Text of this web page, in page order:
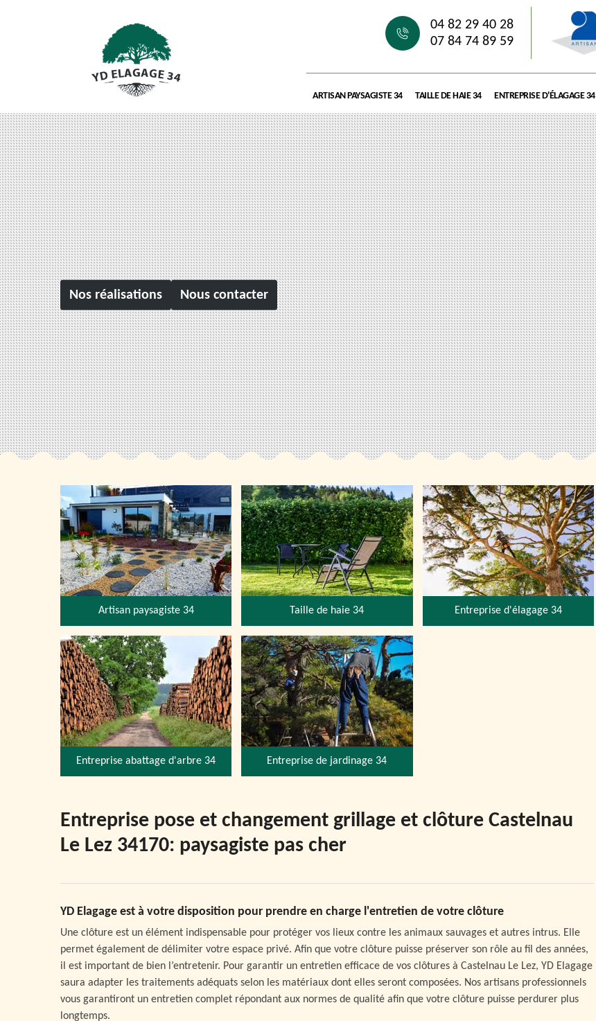
04 82 29 40 28
07 84 74 89 59
ARTISAN PAYSAGISTE 34 TAILLE DE HAIE 34 ENTREPRISE D'ÉLAGAGE 34
Nos réalisations Nous contacter
Artisan paysagiste 34 Taille de haie 34 Entreprise d'élagage 34
Entreprise abattage d'arbre 34 Entreprise de jardinage 34
Entreprise pose et changement grillage et clôture Castelnau
Le Lez 34170: paysagiste pas cher
YD Elagage est à votre disposition pour prendre en charge l'entretien de votre clôture
Une clôture est un élément indispensable pour protéger vos lieux contre les animaux sauvages et autres intrus. Elle
permet également de délimiter votre espace privé. Afin que votre clôture puisse préserver son rôle au fil des années,
il est important de bien l’entretenir. Pour garantir un entretien efficace de vos clôtures à Castelnau Le Lez, YD Elagage
saura adapter les traitements adéquats selon les matériaux dont elles seront composées. Nos artisans professionnels
vous garantiront un entretien complet répondant aux normes de qualité afin que votre clôture puisse perdurer plus
longtemps.